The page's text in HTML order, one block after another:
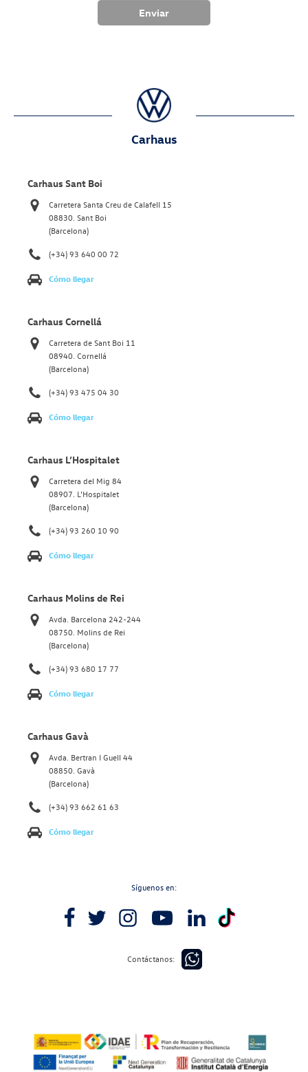
Carhaus
Carhaus Sant Boi
Carretera Santa Creu de Calafell 15
08830. Sant Boi
(Barcelona)
(+34) 93 640 00 72
Cómo llegar
Carhaus Cornellá
Carretera de Sant Boi 11
08940. Cornellá
(Barcelona)
(+34) 93 475 04 30
Cómo llegar
Carhaus L’Hospitalet
Carretera del Mig 84
08907. L’Hospitalet
(Barcelona)
(+34) 93 260 10 90
Cómo llegar
Carhaus Molins de Rei
Avda. Barcelona 242-244
08750. Molins de Rei
(Barcelona)
(+34) 93 680 17 77
Cómo llegar
Carhaus Gavà
Avda. Bertran I Guell 44
08850. Gavà
(Barcelona)
(+34) 93 662 61 63
Cómo llegar
Síguenos en:
Contáctanos: